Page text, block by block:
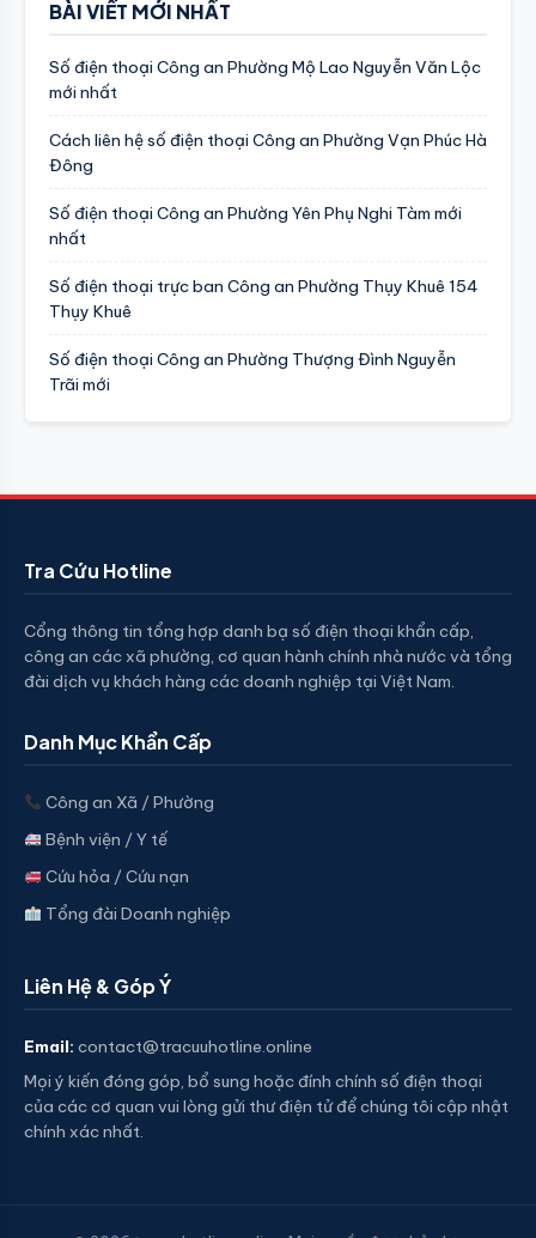
BÀI VIẾT MỚI NHẤT
Số điện thoại Công an Phường Mộ Lao Nguyễn Văn Lộc
mới nhất
Cách liên hệ số điện thoại Công an Phường Vạn Phúc Hà
Đông
Số điện thoại Công an Phường Yên Phụ Nghi Tàm mới
nhất
Số điện thoại trực ban Công an Phường Thụy Khuê 154
Thụy Khuê
Số điện thoại Công an Phường Thượng Đình Nguyễn
Trãi mới
Tra Cứu Hotline
Cổng thông tin tổng hợp danh bạ số điện thoại khẩn cấp,
công an các xã phường, cơ quan hành chính nhà nước và tổng
đài dịch vụ khách hàng các doanh nghiệp tại Việt Nam.
Danh Mục Khẩn Cấp
Công an Xã / Phường
Bệnh viện / Y tế
Cứu hỏa / Cứu nạn
Tổng đài Doanh nghiệp
Liên Hệ & Góp Ý
Email: contact@tracuuhotline.online
Mọi ý kiến đóng góp, bổ sung hoặc đính chính số điện thoại
của các cơ quan vui lòng gửi thư điện tử để chúng tôi cập nhật
chính xác nhất.